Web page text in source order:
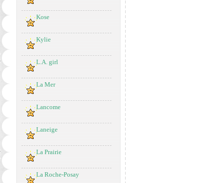
Kose
Kylie
L.A. girl
La Mer
Lancome
Laneige
La Prairie
La Roche-Posay